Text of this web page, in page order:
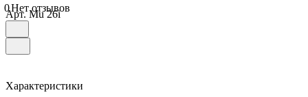
0Нет отзывов
Арт.Mu 26i
Характеристики